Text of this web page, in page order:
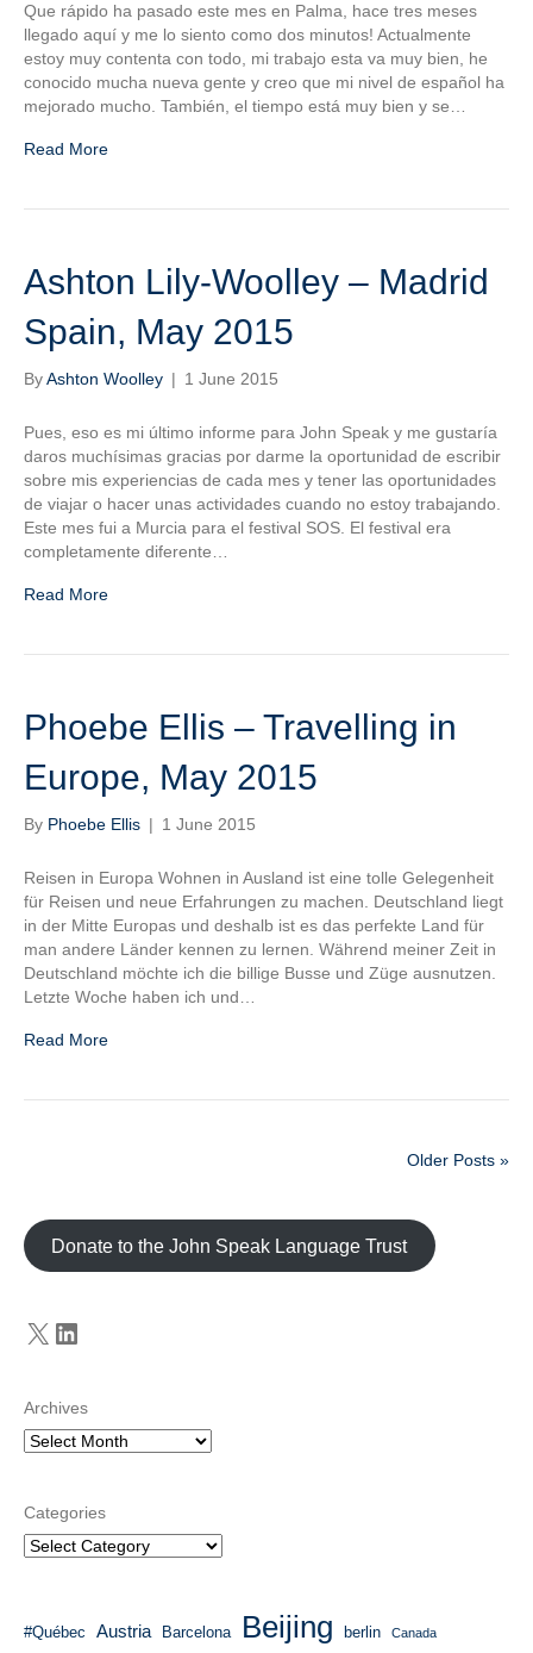
Que rápido ha pasado este mes en Palma, hace tres meses
llegado aquí y me lo siento como dos minutos! Actualmente
estoy muy contenta con todo, mi trabajo esta va muy bien, he
conocido mucha nueva gente y creo que mi nivel de español ha
mejorado mucho. También, el tiempo está muy bien y se…
Read More
Ashton Lily-Woolley – Madrid
Spain, May 2015
ByAshton Woolley | 1 June 2015
Pues, eso es mi último informe para John Speak y me gustaría
daros muchísimas gracias por darme la oportunidad de escribir
sobre mis experiencias de cada mes y tener las oportunidades
de viajar o hacer unas actividades cuando no estoy trabajando.
Este mes fui a Murcia para el festival SOS. El festival era
completamente diferente…
Read More
Phoebe Ellis – Travelling in
Europe, May 2015
By Phoebe Ellis | 1 June 2015
Reisen in Europa Wohnen in Ausland ist eine tolle Gelegenheit
für Reisen und neue Erfahrungen zu machen. Deutschland liegt
in der Mitte Europas und deshalb ist es das perfekte Land für
man andere Länder kennen zu lernen. Während meiner Zeit in
Deutschland möchte ich die billige Busse und Züge ausnutzen.
Letzte Woche haben ich und…
Read More
Older Posts »
Donate to the John Speak Language Trust
X LinkedIn
Archives
Categories
#Québec Austria Barcelona Beijing berlin Canada